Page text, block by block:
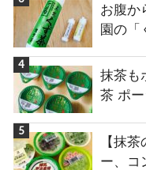
お腹か
園の「
抹茶も
茶 ポー
【抹
ー、コ